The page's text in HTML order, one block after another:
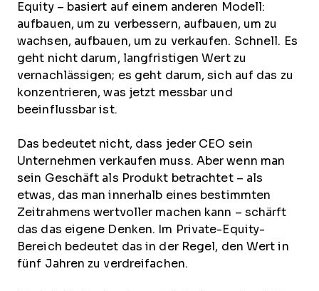
Equity – basiert auf einem anderen Modell:
aufbauen, um zu verbessern, aufbauen, um zu
wachsen, aufbauen, um zu verkaufen. Schnell. Es
geht nicht darum, langfristigen Wert zu
vernachlässigen; es geht darum, sich auf das zu
konzentrieren, was jetzt messbar und
beeinflussbar ist.
Das bedeutet nicht, dass jeder CEO sein
Unternehmen verkaufen muss. Aber wenn man
sein Geschäft als Produkt betrachtet – als
etwas, das man innerhalb eines bestimmten
Zeitrahmens wertvoller machen kann – schärft
das das eigene Denken. Im Private-Equity-
Bereich bedeutet das in der Regel, den Wert in
fünf Jahren zu verdreifachen.